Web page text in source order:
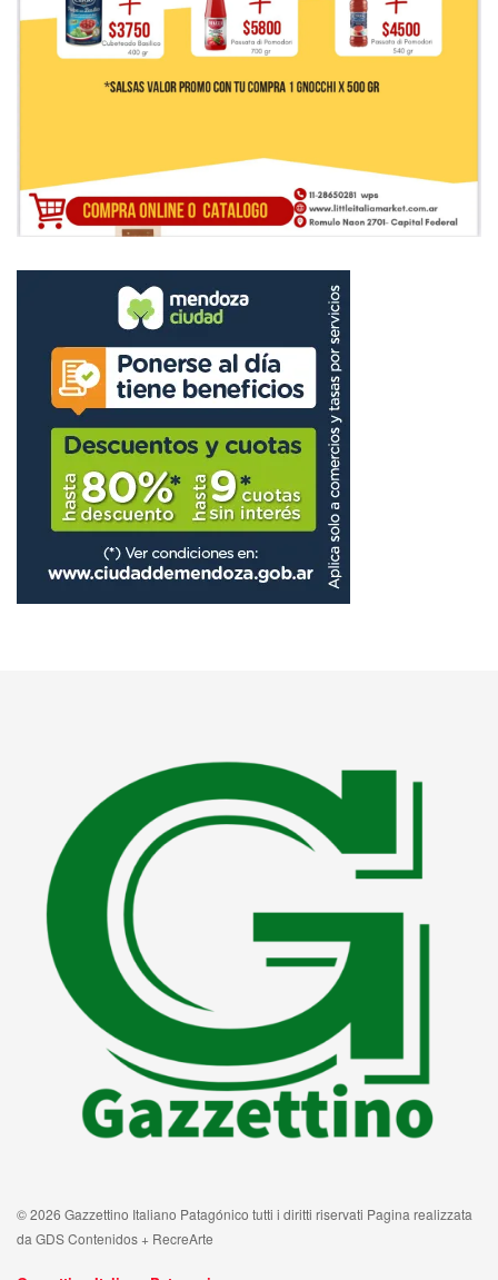
© 2026 Gazzettino Italiano Patagónico tutti i diritti riservati Pagina realizzata
da GDS Contenidos + RecreArte